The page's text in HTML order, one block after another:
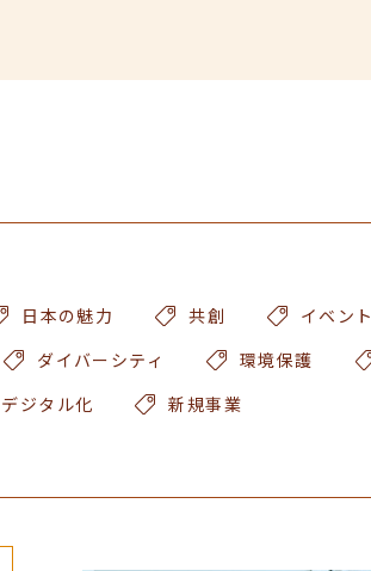
日本の魅力 共創
イベント
ダイバーシティ 環境保護
デジタル化 新規事業